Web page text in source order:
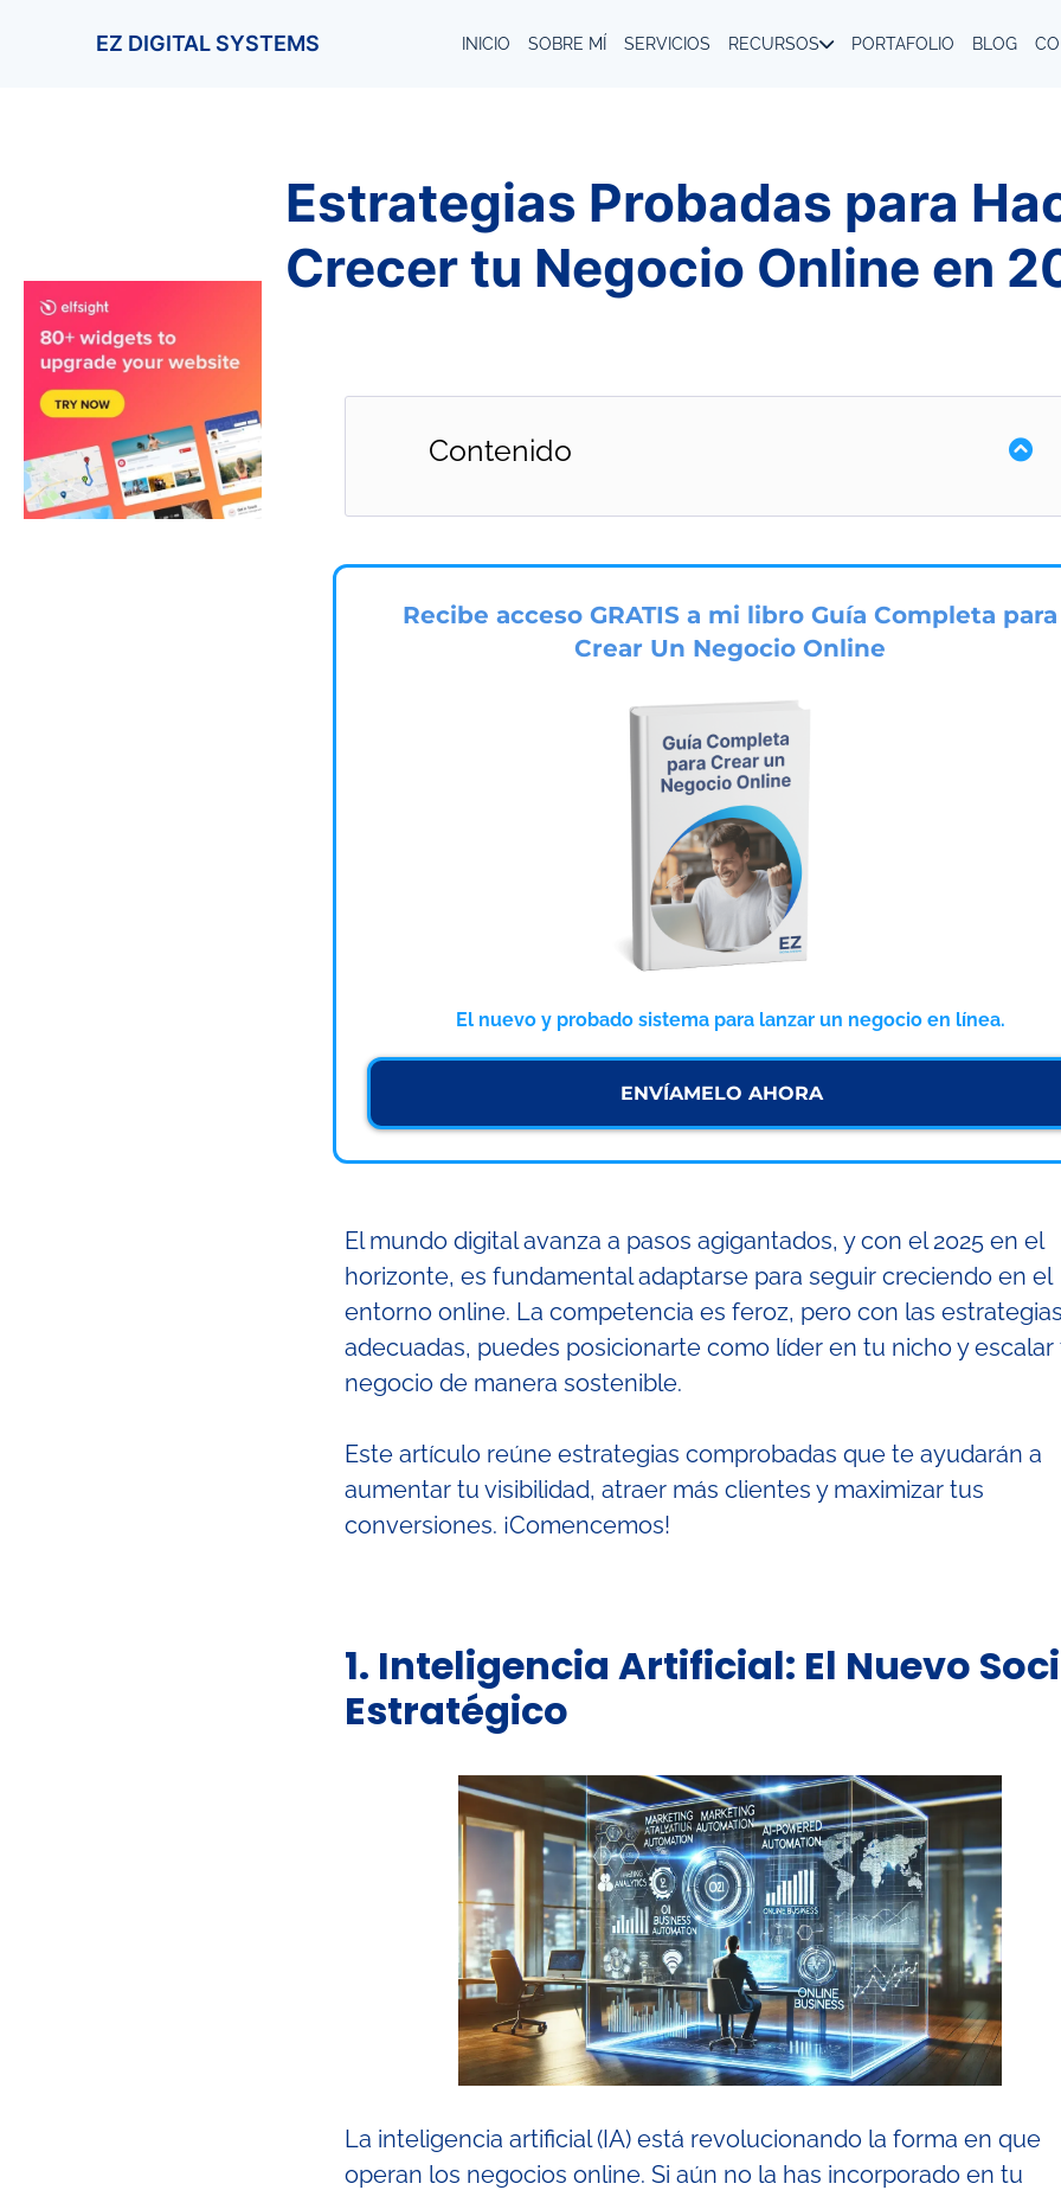
EZ DIGITAL SYSTEMS INICIO SOBRE MÍ SERVICIOS RECURSOS PORTAFOLIO BLOG
Estrategias Probadas para
Crecer tu Negocio Online en
Contenido
Recibe acceso GRATIS a mi libro Guía Completa para
Crear Un Negocio Online
El nuevo y probado sistema para lanzar un negocio en línea.
ENVÍAMELO AHORA
El mundo digital avanza a pasos agigantados, y con el 2025 en el
horizonte, es fundamental adaptarse para seguir creciendo en el
entorno online. La competencia es feroz, pero con las
adecuadas, puedes posicionarte como líder en tu nicho y escalar
negocio de manera sostenible.
Este artículo reúne estrategias comprobadas que te ayudarán a
aumentar tu visibilidad, atraer más clientes y maximizar tus
conversiones. ¡Comencemos!
1. Inteligencia Artificial: El Nuevo
Estratégico
La inteligencia artificial (IA) está revolucionando la forma en que
operan los negocios online. Si aún no la has incorporado en tu